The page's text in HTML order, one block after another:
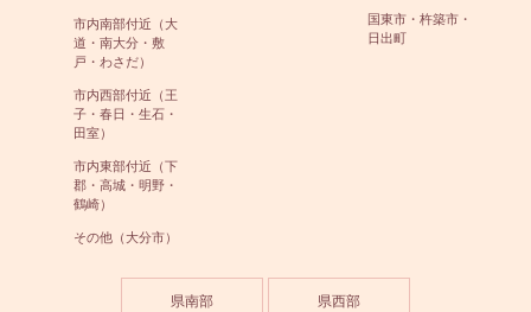
市内南部付近（大
道・南大分・敷
戸・わさだ）
市内西部付近（王
子・春日・生石・
田室）
市内東部付近（下
郡・高城・明野・
鶴崎）
その他（大分市）
国東市・杵築市・
日出町
県南部 県西部